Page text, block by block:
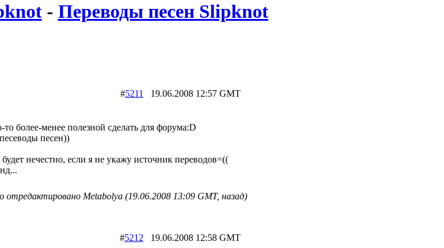
- Переводы песен Slipknot
#5211 19.06.2008 12:57 GMT
то более-менее полезной сделать для форума:D
песен))
будет нечестно, если я не укажу источник переводов=((
отредактировано Metabolya (19.06.2008 13:09 GMT, назад)
#5212 19.06.2008 12:58 GMT